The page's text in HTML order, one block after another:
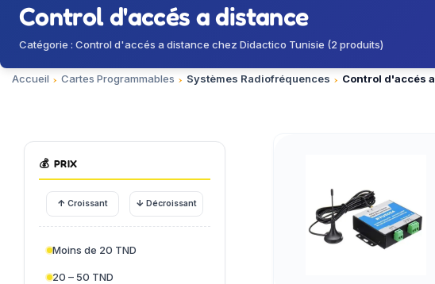
Control d'accés a distance
Catégorie : Control d'accés a distance chez Didactico Tunisie (2 produits)
Accueil Cartes Programmables Systèmes Radiofréquences Control d'accés
💰 PRIX
↑ Croissant ↓ Décroissant
Moins de 20 TND
20 – 50 TND